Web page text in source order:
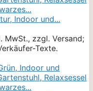
Indoor und...
MwSt., zzgl. Versand;
Texte.